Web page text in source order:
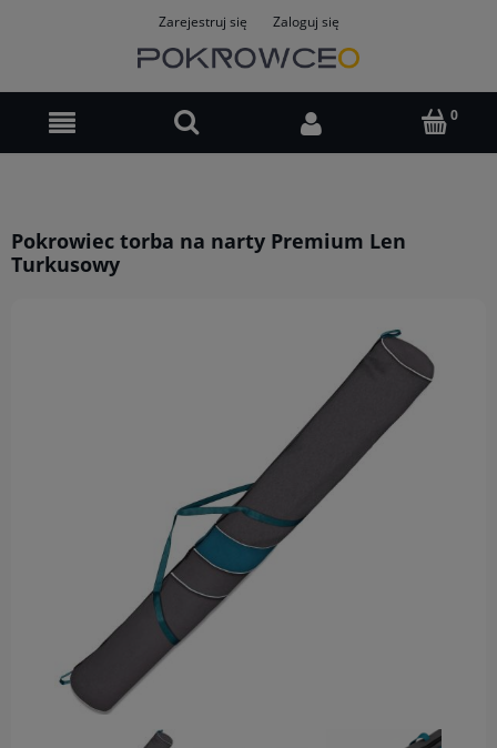
Zarejestruj się Zaloguj się
Pokrowiec torba na narty Premium Len
Turkusowy